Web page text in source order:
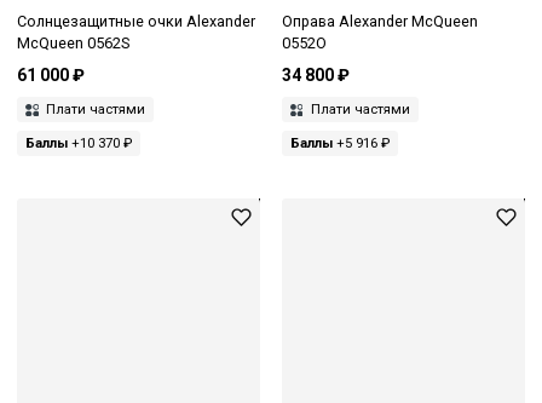
Солнцезащитные очки Alexander
McQueen 0562S
61 000 ₽
Плати частями
Баллы +10 370 ₽
Оправа Alexander McQueen
0552O
34 800 ₽
Плати частями
Баллы+5 916 ₽